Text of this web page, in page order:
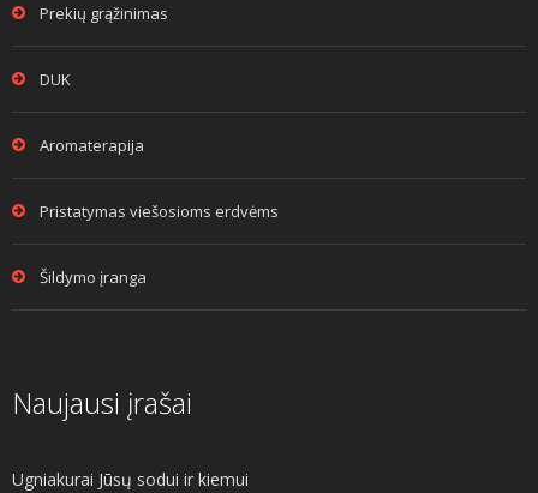
Prekių grąžinimas
DUK
Aromaterapija
Pristatymas viešosioms erdvėms
Šildymo įranga
Naujausi įrašai
Ugniakurai Jūsų sodui ir kiemui